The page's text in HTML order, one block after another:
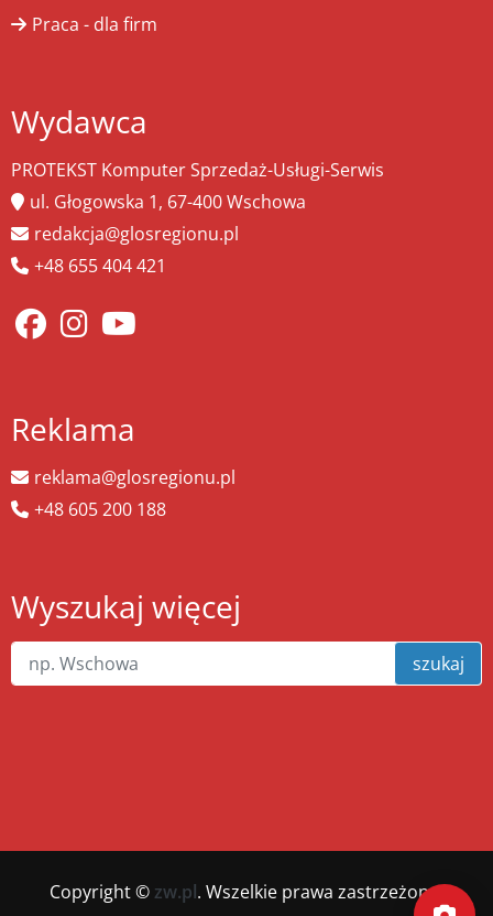
Praca - dla firm
Wydawca
PROTEKST Komputer Sprzedaż-Usługi-Serwis
ul. Głogowska 1, 67-400 Wschowa
redakcja@glosregionu.pl
+48 655 404 421
Reklama
reklama@glosregionu.pl
+48 605 200 188
Wyszukaj więcej
szukaj
Copyright © zw.pl. Wszelkie prawa zastrzeżone.